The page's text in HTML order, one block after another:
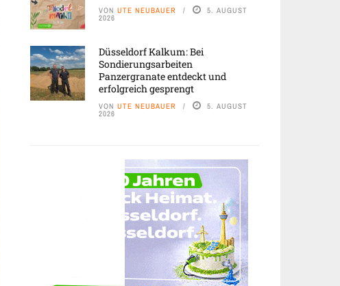
VON UTE NEUBAUER 5. AUGUST
2026
Düsseldorf Kalkum: Bei
Sondierungsarbeiten
Panzergranate entdeckt und
erfolgreich gesprengt
VON UTE NEUBAUER 5. AUGUST
2026